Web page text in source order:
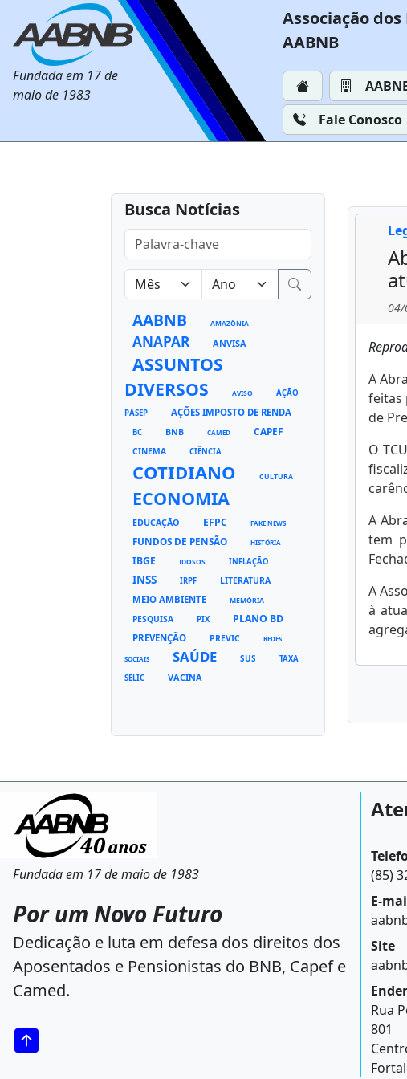
Fundada em 17 de
maio de 1983
Associação
AABNB
Fale Conosco
Busca Notícias
AABNB AMAZÔNIA
ANAPAR ANVISA
ASSUNTOS
DIVERSOS
AVISO
AÇÃO
PASEP
AÇÕES IMPOSTO DE RENDA
BC BNB CAMED CAPEF
CINEMA CIÊNCIA
COTIDIANO CULTURA
ECONOMIA
EDUCAÇÃO EFPC FAKE NEWS
FUNDOS DE PENSÃO HISTÓRIA
IBGE IDOSOS INFLAÇÃO
INSS IRPF LITERATURA
MEIO AMBIENTE MEMÓRIA
PESQUISA PIX PLANO BD
PREVENÇÃO PREVIC REDES
SOCIAIS SAÚDE SUS
TAXA
SELIC
VACINA
04/
A
feitas
de
O
A
tem
A
à
Fundada em 17 de maio de 1983
Por um Novo Futuro
Dedicação e luta em defesa dos direitos dos
Aposentados e Pensionistas do BNB, Capef e
Camed.
(85)
E-
Site
Rua
801